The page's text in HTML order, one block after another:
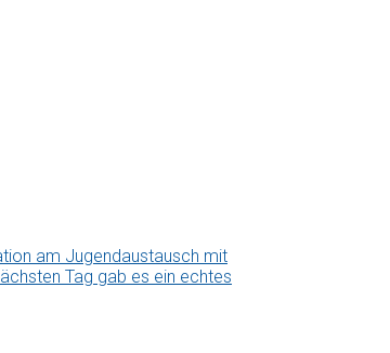
am Jugendaustausch mit
Tag gab es ein echtes